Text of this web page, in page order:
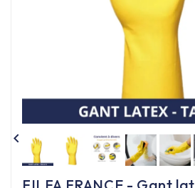
Les nouveaux produits
Contactez-nous
